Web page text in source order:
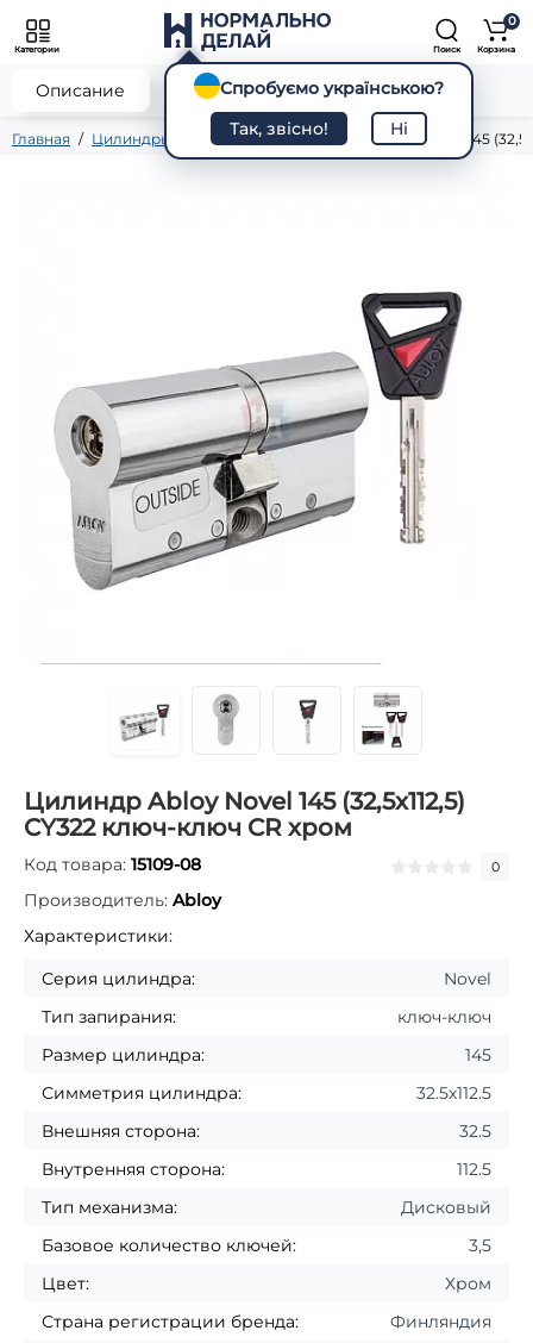
Категории Поиск
0
Корзина
Главная Цилиндры Ключ - ключ Цилиндр Abloy Novel 145
Цилиндр Abloy Novel 145 (32,5x112,5)
CY322 ключ-ключ CR хром
0
Код товара: 15109-08
Производитель: Abloy
Характеристики:
Серия цилиндра:
Novel
Тип запирания:
ключ-ключ
Размер цилиндра:
145
Симметрия цилиндра:
32.5x112.5
Внешняя сторона:
32.5
Внутренняя сторона:
112.5
Тип механизма:
Дисковый
Базовое количество ключей:
3,5
Цвет:
Хром
Страна регистрации бренда:
Финляндия
Описание Характеристики Отзывы
Спробуємо українською?
Так, звісно!
Ні